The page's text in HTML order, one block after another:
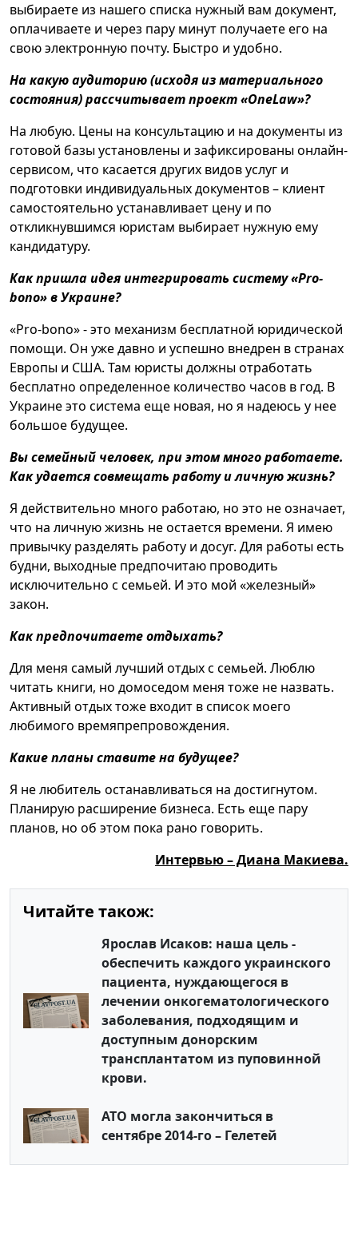
выбираете из нашего списка нужный вам документ,
оплачиваете и через пару минут получаете его на
свою электронную почту. Быстро и удобно.
На какую аудиторию (исходя из материального
состояния) рассчитывает проект «OneLaw»?
На любую. Цены на консультацию и на документы из
готовой базы установлены и зафиксированы онлайн-
сервисом, что касается других видов услуг и
подготовки индивидуальных документов – клиент
самостоятельно устанавливает цену и по
откликнувшимся юристам выбирает нужную ему
кандидатуру.
Как пришла идея интегрировать систему «Pro-
bono» в Украине?
«Pro-bono» - это механизм бесплатной юридической
помощи. Он уже давно и успешно внедрен в странах
Европы и США. Там юристы должны отработать
бесплатно определенное количество часов в год. В
Украине это система еще новая, но я надеюсь у нее
большое будущее.
Вы семейный человек, при этом много работаете.
Как удается совмещать работу и личную жизнь?
Я действительно много работаю, но это не означает,
что на личную жизнь не остается времени. Я имею
привычку разделять работу и досуг. Для работы есть
будни, выходные предпочитаю проводить
исключительно с семьей. И это мой «железный»
закон.
Как предпочитаете отдыхать?
Для меня самый лучший отдых с семьей. Люблю
читать книги, но домоседом меня тоже не назвать.
Активный отдых тоже входит в список моего
любимого времяпрепровождения.
Какие планы ставите на будущее?
Я не любитель останавливаться на достигнутом.
Планирую расширение бизнеса. Есть еще пару
планов, но об этом пока рано говорить.
Интервью – Диана Макиева.
Читайте також:
Ярослав Исаков: наша цель -
обеспечить каждого украинского
пациента, нуждающегося в
лечении онкогематологического
заболевания, подходящим и
доступным донорским
трансплантатом из пуповинной
крови.
АТО могла закончиться в
сентябре 2014-го – Гелетей